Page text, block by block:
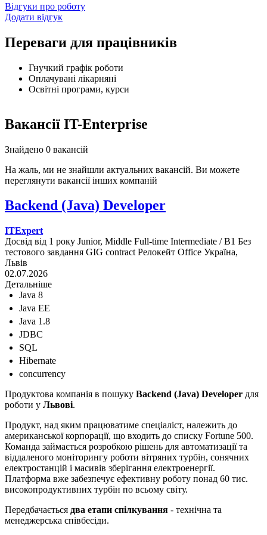
Відгуки про роботу
Додати відгук
Переваги для працівників
Гнучкий графік роботи
Оплачувані лікарняні
Освітні програми, курси
Вакансії IT-Enterprise
Знайдено 0 вакансій
На жаль, ми не знайшли актуальних вакансій. Ви можете
переглянути вакансії інших компаній
Backend (Java) Developer
ITExpert
Досвід від 1 року Junior, Middle Full-time Intermediate / B1 Без
тестового завдання GIG contract Релокейт Office Україна,
Львів
02.07.2026
Детальніше
Java 8
Java EE
Java 1.8
JDBC
SQL
Hibernate
concurrency
Продуктова компанія в пошуку Backend (Java) Developer для
роботи у Львові.
Продукт, над яким працюватиме спеціаліст, належить до
американської корпорації, що входить до списку Fortune 500.
Команда займається розробкою рішень для автоматизації та
віддаленого моніторингу роботи вітряних турбін, сонячних
електростанцій і масивів зберігання електроенергії.
Платформа вже забезпечує ефективну роботу понад 60 тис.
високопродуктивних турбін по всьому світу.
Передбачається два етапи спілкування - технічна та
менеджерська співбесіди.